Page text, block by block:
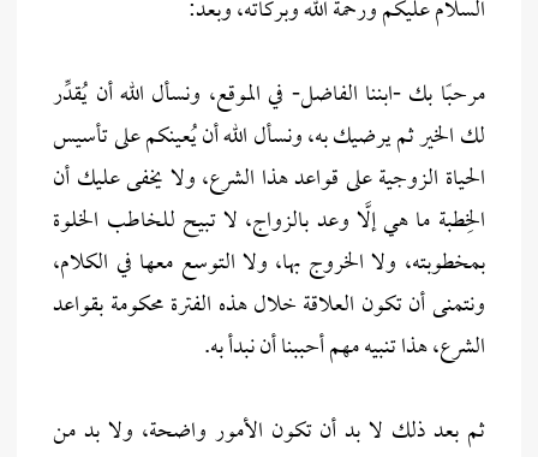
السلام عليكم ورحمة الله وبركاته، وبعد:
مرحبًا بك -ابننا الفاضل- في الموقع، ونسأل الله أن يُقدِّر
لك الخير ثم يرضيك به، ونسأل الله أن يُعينكم على تأسيس
الحياة الزوجية على قواعد هذا الشرع، ولا يخفى عليك أن
الخِطبة ما هي إلَّا وعد بالزواج، لا تبيح للخاطب الخلوة
بمخطوبته، ولا الخروج بها، ولا التوسع معها في الكلام،
ونتمنى أن تكون العلاقة خلال هذه الفترة محكومة بقواعد
الشرع، هذا تنبيه مهم أحببنا أن نبدأ به.
ثم بعد ذلك لا بد أن تكون الأمور واضحة، ولا بد من